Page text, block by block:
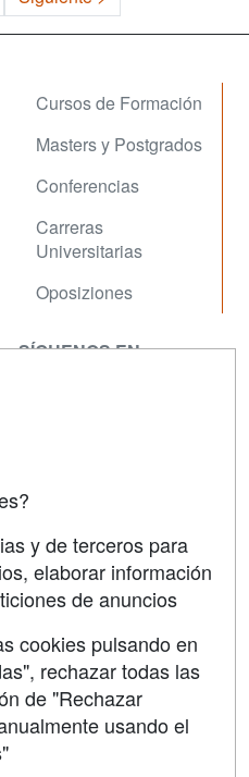
Cursos de Formación
Masters y Postgrados
Conferencias
Carreras
Universitarias
Oposiziones
SÍGUENOS EN:
y de terceros para
elaborar información
de anuncios
cookies pulsando en
rechazar todas las
de "Rechazar
usando el